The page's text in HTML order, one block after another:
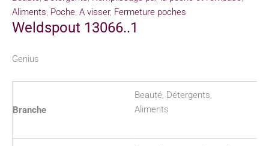
Aliments, Poche, A visser, Fermeture poches
Weldspout 13066..1
Genius
Branche
Beauté, Détergents,
Aliments